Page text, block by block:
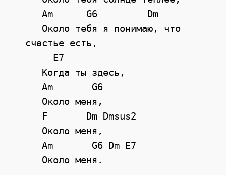
   Am      G6         Dm
счастье есть,
   Am       G6
   Am       G6 Dm E7